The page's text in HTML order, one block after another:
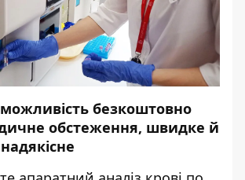
безкоштовно
обстеження, швидке й